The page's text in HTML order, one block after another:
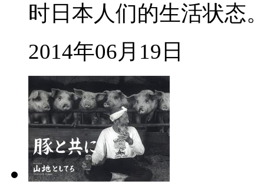
时日本人们的生活状
2014年06月19日